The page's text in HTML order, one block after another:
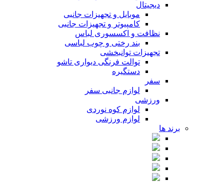
دیجیتال
موبایل و تجهیزات جانبی
کامپیوتر و تجهیزات جانبی
نظافت و اکسسوری لباس
بند رختی و چوب لباسی
تجهیزات توانبخشی
توالت فرنگی دیواری تاشو
دستگیره
سفر
لوازم جانبی سفر
ورزشی
لوازم کوه نوردی
لوازم ورزشی
برند ها